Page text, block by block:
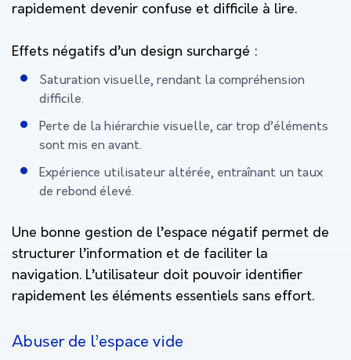
rapidement devenir confuse et difficile à lire.
Effets négatifs d’un design surchargé :
Saturation visuelle, rendant la compréhension
difficile.
Perte de la hiérarchie visuelle, car trop d’éléments
sont mis en avant.
Expérience utilisateur altérée, entraînant un taux
de rebond élevé.
Une bonne gestion de l’espace négatif permet de
structurer l’information et de faciliter la
navigation. L’utilisateur doit pouvoir identifier
rapidement les éléments essentiels sans effort.
Abuser de l’espace vide